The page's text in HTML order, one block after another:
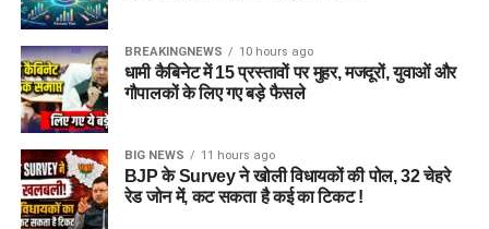
BREAKINGNEWS 10 hours ago
धामी कैबिनेट में 15 प्रस्तावों पर मुहर, मजदूरों, युवाओं और
गौपालकों के लिए गए बड़े फैसले
BIG NEWS 11 hours ago
BJP के Survey ने खोली विधायकों की पोल, 32 चेहरे
रेड जोन में, कट सकता है कई का टिकट !